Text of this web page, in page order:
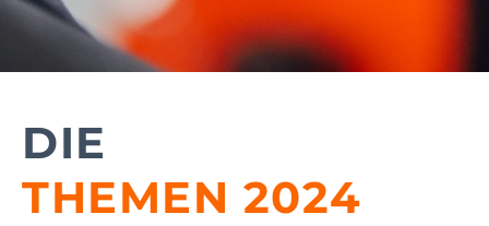
DIE
THEMEN 2024